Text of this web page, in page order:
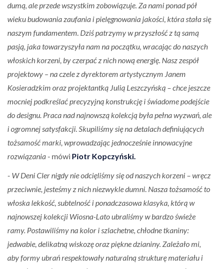
dumą, ale przede wszystkim zobowiązuje. Za nami ponad pół
wieku budowania zaufania i pielęgnowania jakości, która stała się
naszym fundamentem. Dziś patrzymy w przyszłość z tą samą
pasją, jaka towarzyszyła nam na początku, wracając do naszych
włoskich korzeni, by czerpać z nich nową energię. Nasz zespół
projektowy – na czele z dyrektorem artystycznym Janem
Kosieradzkim oraz projektantką Julią Leszczyńską – chce jeszcze
mocniej podkreślać precyzyjną konstrukcję i świadome podejście
do designu. Praca nad najnowszą kolekcją była pełna wyzwań, ale
i ogromnej satysfakcji. Skupiliśmy się na detalach definiujących
tożsamość marki, wprowadzając jednocześnie innowacyjne
rozwiązania - mówi Piotr Kopczyński.
- W Deni Cler nigdy nie odcięliśmy się od naszych korzeni – wręcz
przeciwnie, jesteśmy z nich niezwykle dumni. Nasza tożsamość to
włoska lekkość, subtelność i ponadczasowa klasyka, którą w
najnowszej kolekcji Wiosna-Lato ubraliśmy w bardzo świeże
ramy. Postawiliśmy na kolor i szlachetne, chłodne tkaniny:
jedwabie, delikatną wiskozę oraz piękne dzianiny. Zależało mi,
aby formy ubrań respektowały naturalną strukturę materiału i